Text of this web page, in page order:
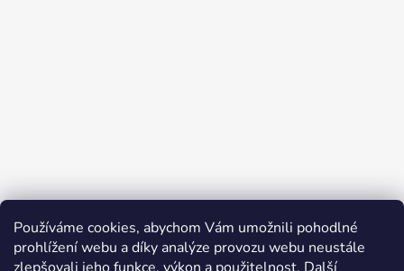
Používáme cookies, abychom Vám umožnili pohodlné
prohlížení webu a díky analýze provozu webu neustále
Sledovat na Instagramu